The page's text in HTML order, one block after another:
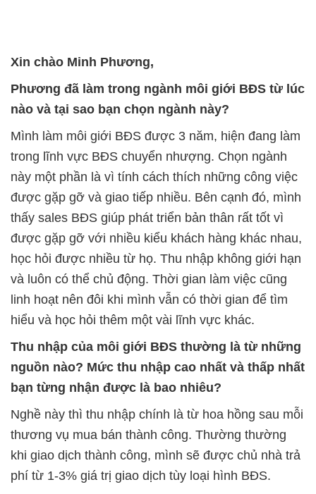
Xin chào Minh Phương,
Phương đã làm trong ngành môi giới BĐS từ lúc
nào và tại sao bạn chọn ngành này?
Mình làm môi giới BĐS được 3 năm, hiện đang làm
trong lĩnh vực BĐS chuyển nhượng. Chọn ngành
này một phần là vì tính cách thích những công việc
được gặp gỡ và giao tiếp nhiều. Bên cạnh đó, mình
thấy sales BĐS giúp phát triển bản thân rất tốt vì
được gặp gỡ với nhiều kiểu khách hàng khác nhau,
học hỏi được nhiều từ họ. Thu nhập không giới hạn
và luôn có thể chủ động. Thời gian làm việc cũng
linh hoạt nên đôi khi mình vẫn có thời gian để tìm
hiểu và học hỏi thêm một vài lĩnh vực khác.
Thu nhập của môi giới BĐS thường là từ những
nguồn nào? Mức thu nhập cao nhất và thấp nhất
bạn từng nhận được là bao nhiêu?
Nghề này thì thu nhập chính là từ hoa hồng sau mỗi
thương vụ mua bán thành công. Thường thường
khi giao dịch thành công, mình sẽ được chủ nhà trả
phí từ 1-3% giá trị giao dịch tùy loại hình BĐS.